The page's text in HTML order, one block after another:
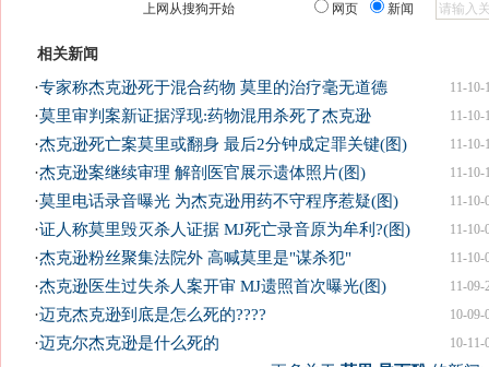
上网从搜狗开始 网页 新闻
相关新闻
11-10-
·专家称杰克逊死于混合药物 莫里的治疗毫无道德
11-10-
·莫里审判案新证据浮现:药物混用杀死了杰克逊
11-10-
·杰克逊死亡案莫里或翻身 最后2分钟成定罪关键(图)
11-10-
·杰克逊案继续审理 解剖医官展示遗体照片(图)
11-10-
·莫里电话录音曝光 为杰克逊用药不守程序惹疑(图)
11-10-
·证人称莫里毁灭杀人证据 MJ死亡录音原为牟利?(图)
11-10-
·杰克逊粉丝聚集法院外 高喊莫里是"谋杀犯"
11-09-
·杰克逊医生过失杀人案开审 MJ遗照首次曝光(图)
10-09-
·迈克杰克逊到底是怎么死的????
10-11-
·迈克尔杰克逊是什么死的